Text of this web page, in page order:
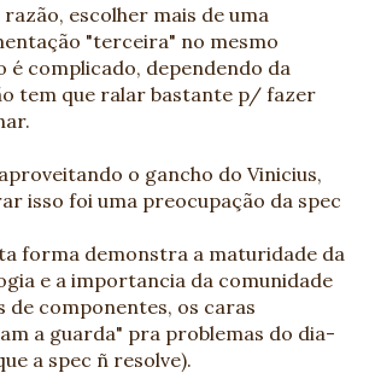
razão, escolher mais de uma
"terceira" no mesmo
é complicado, dependendo da
tem que ralar bastante p/ fazer
o gancho do Vinicius,
isso foi uma preocupação da spec
forma demonstra a maturidade da
e a importancia da comunidade
de componentes, os caras
a guarda" pra problemas do dia-
a spec ñ resolve).